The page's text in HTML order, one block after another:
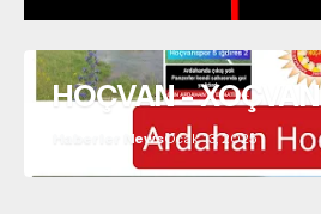
HOÇVAN -
Haberler NewsOcak 13, 2025